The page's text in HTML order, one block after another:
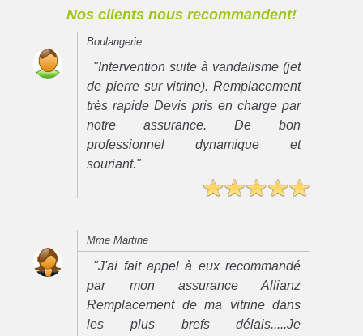
Nos clients nous recommandent!
Boulangerie
"Intervention suite à vandalisme (jet
de pierre sur vitrine). Remplacement
très rapide Devis pris en charge par
notre assurance. De bon
professionnel dynamique et
souriant."
Mme Martine
"J'ai fait appel à eux recommandé
par mon assurance Allianz
Remplacement de ma vitrine dans
les plus brefs délais.....Je